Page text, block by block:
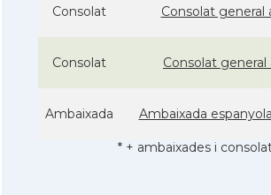
Consolat Consolat general
Consolat Consolat general
Ambaixada Ambaixada
* + ambaixades i